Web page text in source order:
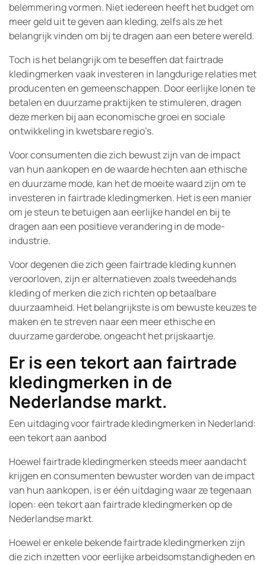
belemmering vormen. Niet iedereen heeft het budget om
meer geld uit te geven aan kleding, zelfs als ze het
belangrijk vinden om bij te dragen aan een betere wereld.
Toch is het belangrijk om te beseffen dat fairtrade
kledingmerken vaak investeren in langdurige relaties met
producenten en gemeenschappen. Door eerlijke lonen te
betalen en duurzame praktijken te stimuleren, dragen
deze merken bij aan economische groei en sociale
ontwikkeling in kwetsbare regio’s.
Voor consumenten die zich bewust zijn van de impact
van hun aankopen en de waarde hechten aan ethische
en duurzame mode, kan het de moeite waard zijn om te
investeren in fairtrade kledingmerken. Het is een manier
om je steun te betuigen aan eerlijke handel en bij te
dragen aan een positieve verandering in de mode-
industrie.
Voor degenen die zich geen fairtrade kleding kunnen
veroorloven, zijn er alternatieven zoals tweedehands
kleding of merken die zich richten op betaalbare
duurzaamheid. Het belangrijkste is om bewuste keuzes te
maken en te streven naar een meer ethische en
duurzame garderobe, ongeacht het prijskaartje.
Er is een tekort aan fairtrade
kledingmerken in de
Nederlandse markt.
Een uitdaging voor fairtrade kledingmerken in Nederland:
een tekort aan aanbod
Hoewel fairtrade kledingmerken steeds meer aandacht
krijgen en consumenten bewuster worden van de impact
van hun aankopen, is er één uitdaging waar ze tegenaan
lopen: een tekort aan fairtrade kledingmerken op de
Nederlandse markt.
Hoewel er enkele bekende fairtrade kledingmerken zijn
die zich inzetten voor eerlijke arbeidsomstandigheden en